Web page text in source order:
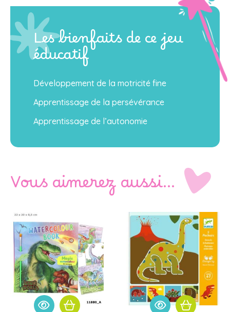
Les bienfaits de ce jeu
éducatif
Développement de la motricité fine
Apprentissage de la persévérance
Apprentissage de l’autonomie
Vous aimerez aussi…